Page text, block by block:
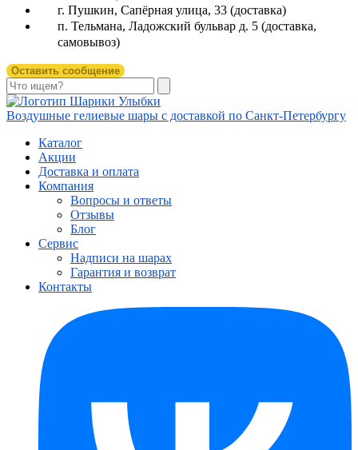
г. Пушкин, Сапёрная улица, 33 (доставка)
п. Тельмана, Ладожский бульвар д. 5 (доставка,
самовывоз)
Оставить сообщение
Воздушные гелиевые шары с доставкой по Санкт-Петербургу
Каталог
Акции
Доставка и оплата
Компания
Вопросы и ответы
Отзывы
Блог
Сервис
Надписи на шарах
Гарантия и возврат
Контакты